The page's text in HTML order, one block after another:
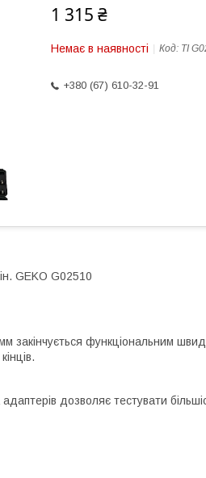
1 315 ₴
Немає в наявності Код: TI
+380 (67) 610-32-91
GEKO G02510
закінчується функціональним
дозволяє тестувати